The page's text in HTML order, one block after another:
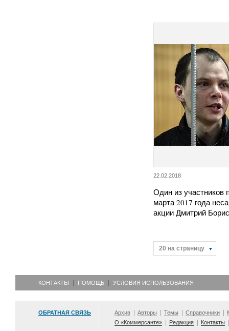
22.02.2018
Один из участников
марта 2017 года
акции Дмитрий
20 на страницу
КОНТАКТЫ ПОМОЩЬ УСЛОВИЯ ИСПОЛЬЗОВАНИЯ
ОБРАТНАЯ СВЯЗЬ Архив Авторы Темы Справочники
О «Коммерсанте»
Редакция Контакты